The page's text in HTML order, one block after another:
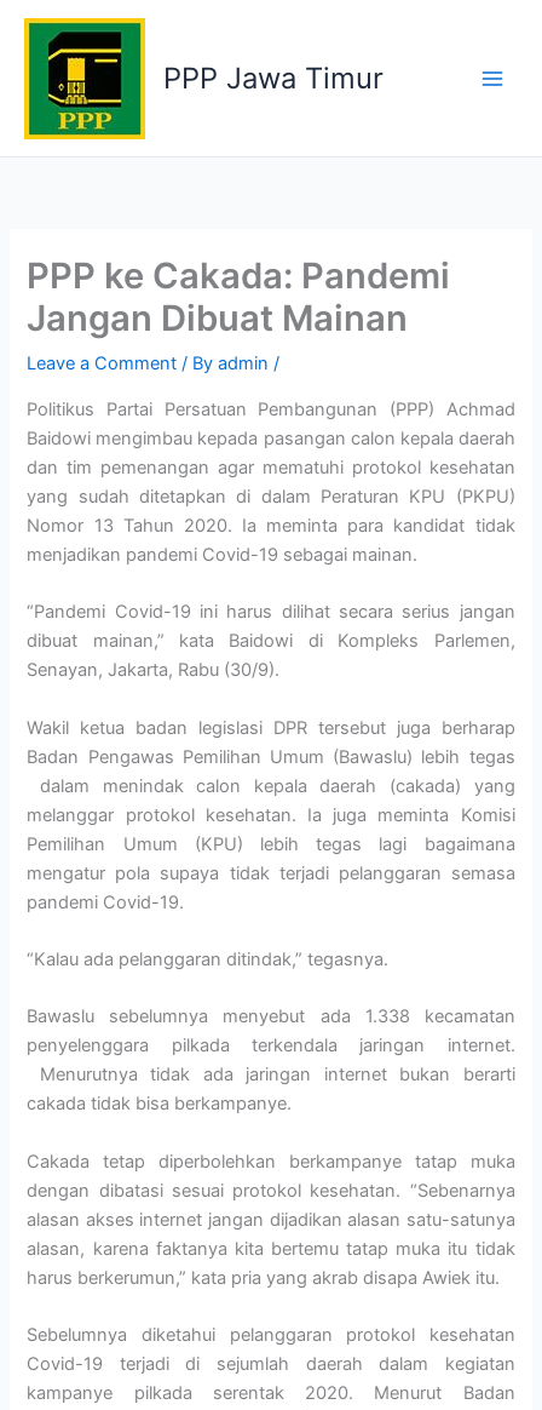
Skip
content
PPP Jawa Timur
PPP ke Cakada: Pandemi
Jangan Dibuat Mainan
Leave a Comment / Byadmin/
Politikus Partai Persatuan Pembangunan (PPP) Achmad
Baidowi mengimbau kepada pasangan calon kepala daerah
dan tim pemenangan agar mematuhi protokol kesehatan
yang sudah ditetapkan di dalam Peraturan KPU (PKPU)
Nomor 13 Tahun 2020. Ia meminta para kandidat tidak
menjadikan pandemi Covid-19 sebagai mainan.
“Pandemi Covid-19 ini harus dilihat secara serius jangan
dibuat mainan,” kata Baidowi di Kompleks Parlemen,
Senayan, Jakarta, Rabu (30/9).
Wakil ketua badan legislasi DPR tersebut juga berharap
Badan Pengawas Pemilihan Umum (Bawaslu) lebih tegas
dalam menindak calon kepala daerah (cakada) yang
melanggar protokol kesehatan. Ia juga meminta Komisi
Pemilihan Umum (KPU) lebih tegas lagi bagaimana
mengatur pola supaya tidak terjadi pelanggaran semasa
pandemi Covid-19.
“Kalau ada pelanggaran ditindak,” tegasnya.
Bawaslu sebelumnya menyebut ada 1.338 kecamatan
penyelenggara pilkada terkendala jaringan internet.
Menurutnya tidak ada jaringan internet bukan berarti
cakada tidak bisa berkampanye.
Cakada tetap diperbolehkan berkampanye tatap muka
dengan dibatasi sesuai protokol kesehatan. “Sebenarnya
alasan akses internet jangan dijadikan alasan satu-satunya
alasan, karena faktanya kita bertemu tatap muka itu tidak
harus berkerumun,” kata pria yang akrab disapa Awiek itu.
Sebelumnya diketahui pelanggaran protokol kesehatan
Covid-19 terjadi di sejumlah daerah dalam kegiatan
kampanye pilkada serentak 2020. Menurut Badan